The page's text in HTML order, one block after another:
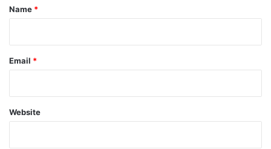
*
Name *
Email *
Website